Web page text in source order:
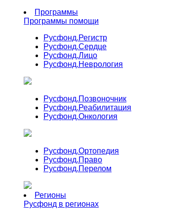
Программы
Программы помощи
Русфонд.Регистр
Русфонд.Сердце
Русфонд.Лицо
Русфонд.Неврология
Русфонд.Позвоночник
Русфонд.Реабилитация
Русфонд.Онкология
Русфонд.Ортопедия
Русфонд.Право
Русфонд.Перелом
Регионы
Русфонд в регионах